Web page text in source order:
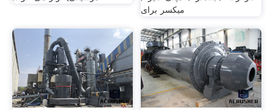
میکسر برای